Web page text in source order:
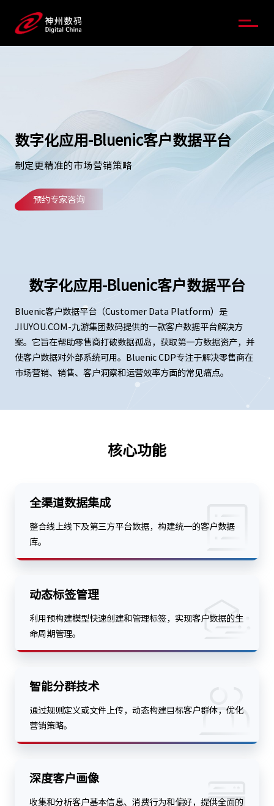
数字化应用-Bluenic客户数据平台
制定更精准的市场营销策略
预约专家咨询
数字化应用-Bluenic客户数据平台
Bluenic客户数据平台（Customer Data Platform）是
JIUYOU.COM-九游集团数码提供的一款客户数据平台解决方
案。它旨在帮助零售商打破数据孤岛，获取第一方数据资产，并
使客户数据对外部系统可用。Bluenic CDP专注于解决零售商在
市场营销、销售、客户洞察和运营效率方面的常见痛点。
核心功能
全渠道数据集成
整合线上线下及第三方平台数据，构建统一的客户数据
库。
动态标签管理
利用预构建模型快速创建和管理标签，实现客户数据的生
命周期管理。
智能分群技术
通过规则定义或文件上传，动态构建目标客户群体，优化
营销策略。
深度客户画像
收集和分析客户基本信息、消费行为和偏好，提供全面的